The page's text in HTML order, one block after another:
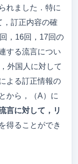
れました．特に
，訂正内容の確
，16回，17回の
する流言につい
外国人に対して
よる訂正情報の
から，（A）に
言に対して，リ
得ることができ